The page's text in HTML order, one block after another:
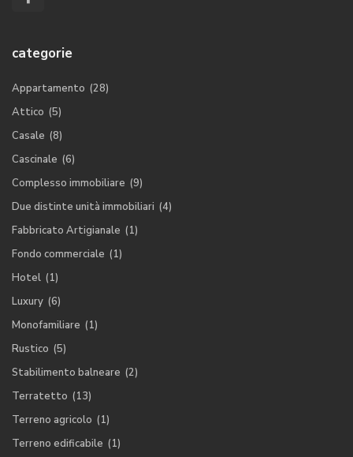
categorie
Appartamento (28)
Attico (5)
Casale (8)
Cascinale (6)
Complesso immobiliare (9)
Due distinte unità immobiliari (4)
Fabbricato Artigianale (1)
Fondo commerciale (1)
Hotel (1)
Luxury (6)
Monofamiliare (1)
Rustico (5)
Stabilimento balneare (2)
Terratetto (13)
Terreno agricolo (1)
Terreno edificabile (1)